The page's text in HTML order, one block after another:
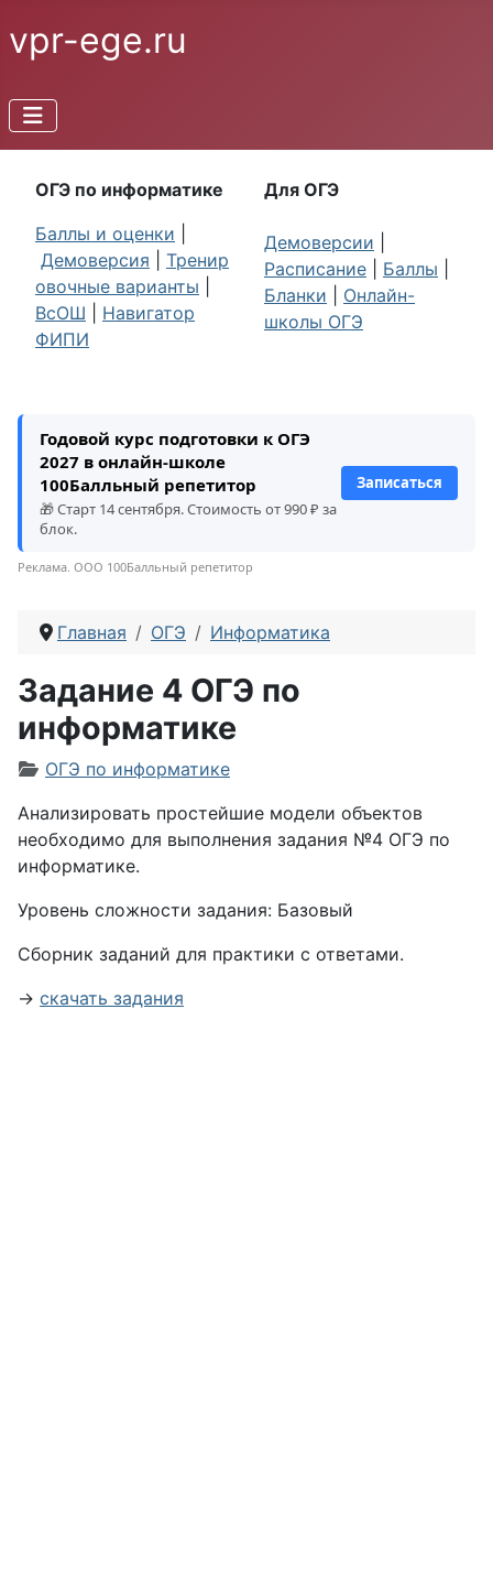
vpr-ege.ru
ОГЭ по информатике
Баллы и оценки
Демоверсия
Тренир
овочные варианты
ВсОШ
Навигатор
ФИПИ
Для ОГЭ
Демоверсии
Расписание
Баллы
Бланки
Онлайн-
школы ОГЭ
Годовой курс подготовки к ОГЭ
2027 в онлайн-школе
100Балльный репетитор
🎁 Старт 14 сентября. Стоимость от 990 ₽ за
блок.
Записаться
Реклама. ООО 100Балльный репетитор
Главная ОГЭ Информатика
Задание 4 ОГЭ по
информатике
Информация о материале
ОГЭ по информатике
Анализировать простейшие модели объектов
необходимо для выполнения задания №4 ОГЭ по
информатике.
Уровень сложности задания: Базовый
Сборник заданий для практики с ответами.
→ скачать задания